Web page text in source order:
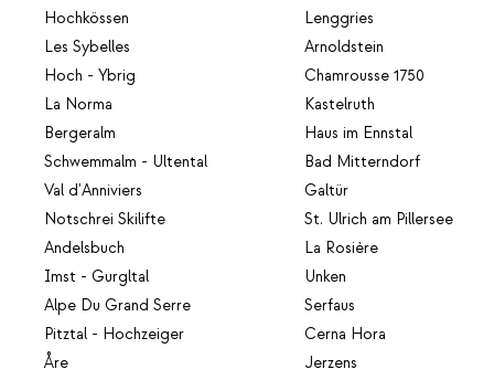
Hochkössen
Les Sybelles
Hoch - Ybrig
La Norma
Bergeralm
Schwemmalm - Ultental
Val d'Anniviers
Notschrei Skilifte
Andelsbuch
Imst - Gurgltal
Alpe Du Grand Serre
Pitztal - Hochzeiger
Åre
Lenggries
Arnoldstein
Chamrousse 1750
Kastelruth
Haus im Ennstal
Bad Mitterndorf
Galtür
St. Ulrich am Pillersee
La Rosière
Unken
Serfaus
Cerna Hora
Jerzens